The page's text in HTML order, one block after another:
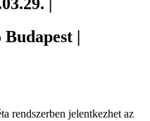
Budapest |
rendszerben jelentkezhet az